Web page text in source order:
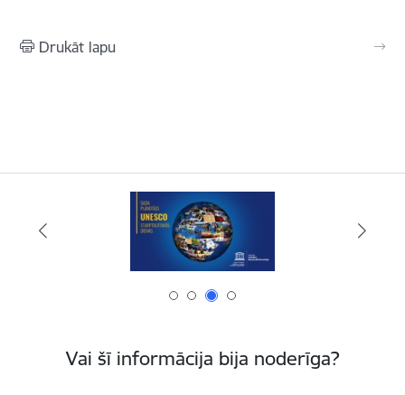
Drukāt lapu
Vai šī informācija bija noderīga?